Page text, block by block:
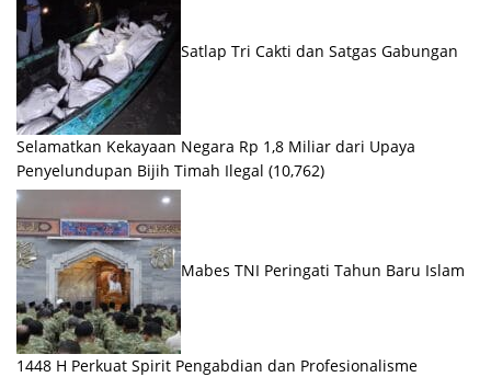
Satlap Tri Cakti dan Satgas Gabungan
Selamatkan Kekayaan Negara Rp 1,8 Miliar dari Upaya
Penyelundupan Bijih Timah Ilegal (10,762)
Mabes TNI Peringati Tahun Baru Islam
1448 H Perkuat Spirit Pengabdian dan Profesionalisme